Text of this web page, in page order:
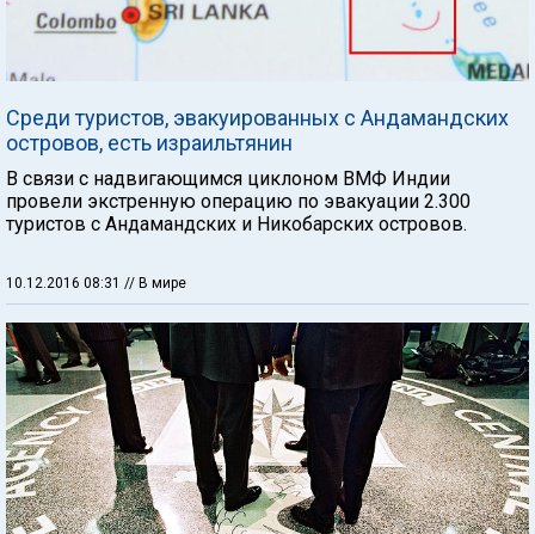
Среди туристов, эвакуированных с Андамандских
островов, есть израильтянин
В связи с надвигающимся циклоном ВМФ Индии
провели экстренную операцию по эвакуации 2.300
туристов с Андамандских и Никобарских островов.
10.12.2016 08:31 // В мире